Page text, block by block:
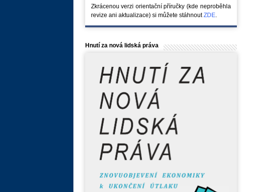
Zkrácenou verzi orientační příručky (kde neproběhla
revize ani aktualizace) si můžete stáhnoutZDE.
Hnutí za nová lidská práva